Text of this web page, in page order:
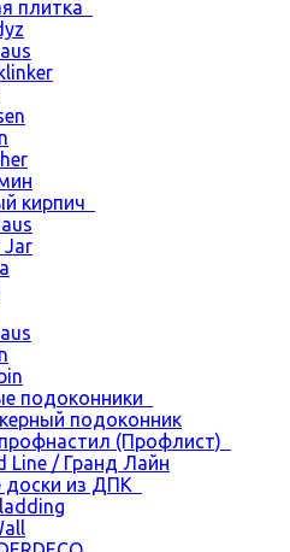
плитка
кирпич
Jar
подоконники
подоконник
(Профлист)
Line / Гранд Лайн
из ДПК